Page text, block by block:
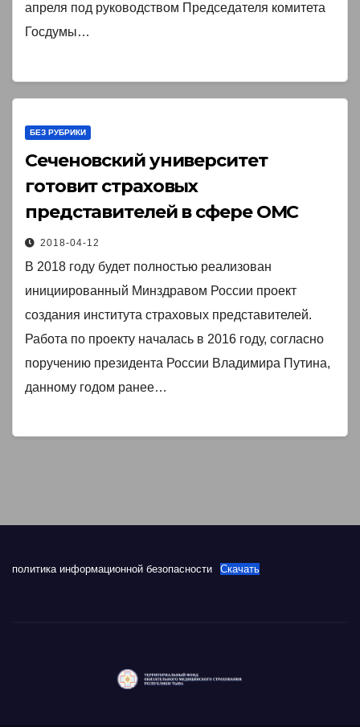
апреля под руководством Председателя комитета
Госдумы…
БЕЗ РУБРИКИ
Сеченовский университет
готовит страховых
представителей в сфере ОМС￼
2018-04-12
В 2018 году будет полностью реализован
инициированный Минздравом России проект
создания института страховых представителей.
Работа по проекту началась в 2016 году, согласно
поручению президента России Владимира Путина,
данному годом ранее…
политика информационной безопасности Скачать